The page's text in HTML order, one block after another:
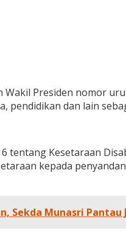
Wakil Presiden
pendidikan dan lain
tentang Kesetaraan
kepada
Sekda Munasri Pantau